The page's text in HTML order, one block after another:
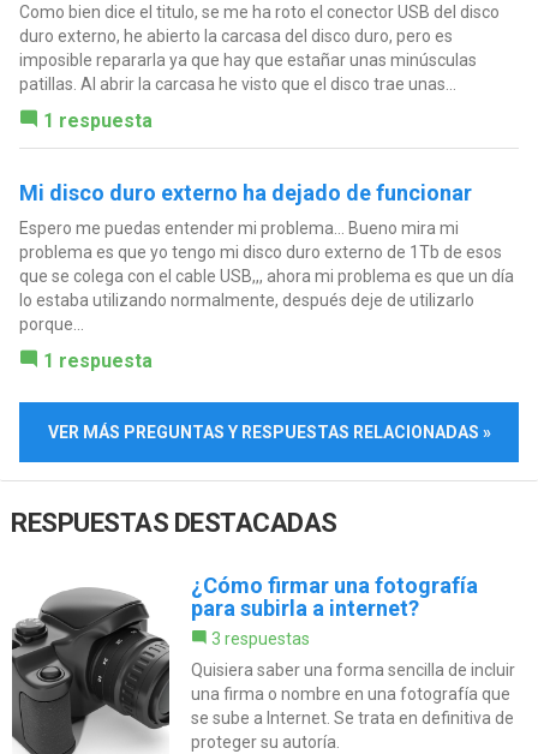
Como bien dice el titulo, se me ha roto el conector USB del disco
duro externo, he abierto la carcasa del disco duro, pero es
imposible repararla ya que hay que estañar unas minúsculas
patillas. Al abrir la carcasa he visto que el disco trae unas...
1 respuesta
Mi disco duro externo ha dejado de funcionar
Espero me puedas entender mi problema... Bueno mira mi
problema es que yo tengo mi disco duro externo de 1Tb de esos
que se colega con el cable USB,,, ahora mi problema es que un día
lo estaba utilizando normalmente, después deje de utilizarlo
porque...
1 respuesta
VER MÁS PREGUNTAS Y RESPUESTAS RELACIONADAS »
RESPUESTAS DESTACADAS
¿Cómo firmar una fotografía
para subirla a internet?
3 respuestas
Quisiera saber una forma sencilla de incluir
una firma o nombre en una fotografía que
se sube a Internet. Se trata en definitiva de
proteger su autoría.